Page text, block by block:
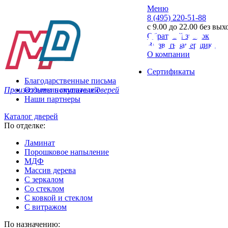
Производитель стальных дверей
Меню
8 (495) 220-51-88
с 9.00 до 22.00 без
Обратный звонок
Вызвать замерщика
О компании
Сертификаты
Благодарственные письма
Отзывы покупателей
Наши партнеры
Каталог дверей
По отделке:
Ламинат
Порошковое напыление
МДФ
Массив дерева
С зеркалом
Со стеклом
С ковкой и стеклом
С витражом
По назначению: